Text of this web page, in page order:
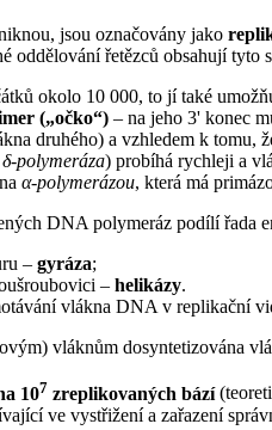
jsou označovány jako
oddělování řetězců obsahují tyto
okolo 10 000, to jí také
(„očko“) – na jeho 3' konec
druhého) a vzhledem k tomu,
δ-polymeráza) probíhá rychleji a
α-polymerázou, která má
DNA polymeráz podílí řada
– gyráza;
– helikázy.
vlákna DNA v replikační
vláknům dosyntetizována
107 zreplikovaných bází
ve vystřižení a zařazení